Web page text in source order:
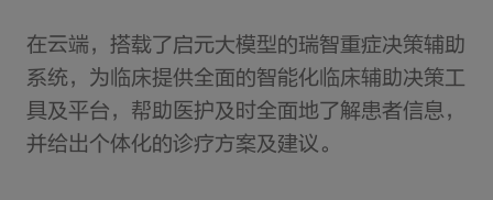
在云端，搭载了启元大模型的瑞智重症决策辅助
系统，为临床提供全面的智能化临床辅助决策工
具及平台，帮助医护及时全面地了解患者信息，
并给出个体化的诊疗方案及建议。